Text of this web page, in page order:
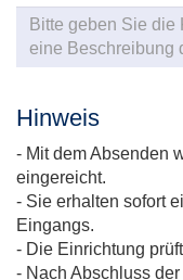
Hinweis
- Mit dem Absenden
eingereicht.
- Sie erhalten sofort
Eingangs.
- Die Einrichtung
- Nach Abschluss